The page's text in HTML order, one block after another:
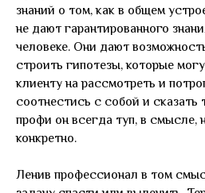
знаний о том, как в общем
не дают гарантированного
человеке. Они дают
строить гипотезы, которые
клиенту на рассмотреть и
соотнестись с собой и сказать
профи он всегда туп, в смысле,
конкретно.
Ленив профессионал в том